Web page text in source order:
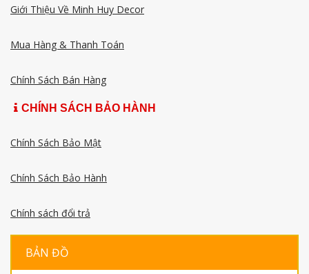
Giới Thiệu Về Minh Huy Decor
Mua Hàng & Thanh Toán
Chính Sách Bán Hàng
CHÍNH SÁCH BẢO HÀNH
Chính Sách Bảo Mật
Chính Sách Bảo Hành
Chính sách đổi trả
BẢN ĐỒ